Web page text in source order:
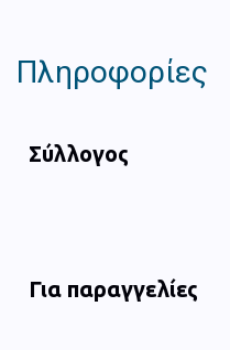
Πληροφορίες
Σύλλογος
Για παραγγελίες